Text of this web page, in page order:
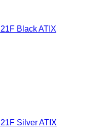
Black ATIX
Silver ATIX